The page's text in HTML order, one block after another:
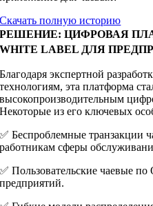
Скачать полную историю
РЕШЕНИЕ: ЦИФРОВАЯ
WHITE LABEL ДЛЯ
Благодаря экспертной
технологиям, эта платформа
высокопроизводительным
Некоторые из его ключевых
✅ Беспроблемные транзакции
работникам сферы
✅ Пользовательские чаевые
предприятий.